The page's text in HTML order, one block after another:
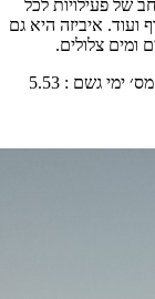
של פעילויות לכל
ועוד. איביזה היא גם
ומים צלולים.
מס׳ ימי גשם :
5.53